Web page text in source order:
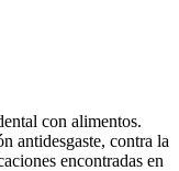
con alimentos.
antidesgaste, contra la
encontradas en